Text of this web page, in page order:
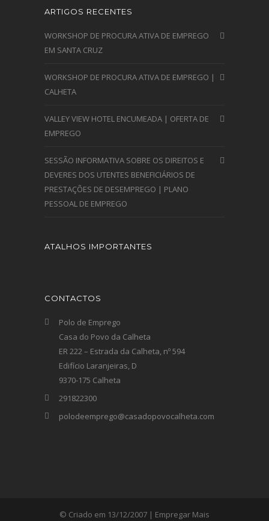
ARTIGOS RECENTES
WORKSHOP DE PROCURA ATIVA DE EMPREGO
EM SANTA CRUZ
WORKSHOP DE PROCURA ATIVA DE EMPREGO |
CALHETA
VALLEY VIEW HOTEL ENCUMEADA | OFERTA DE
EMPREGO
SESSÃO INFORMATIVA SOBRE OS DIREITOS E
DEVERES DOS UTENTES BENEFICIÁRIOS DE
PRESTAÇÕES DE DESEMPREGO | PLANO
PESSOAL DE EMPREGO
ATALHOS IMPORTANTES
CONTACTOS
Polo de Emprego
Casa do Povo da Calheta
ER 222 – Estrada da Calheta, nº 594
Edifício Laranjeiras, D
9370-175 Calheta
291822300
polodeemprego@casadopovocalheta.com
© Criado em 13/12/2007 | Empregar Mais